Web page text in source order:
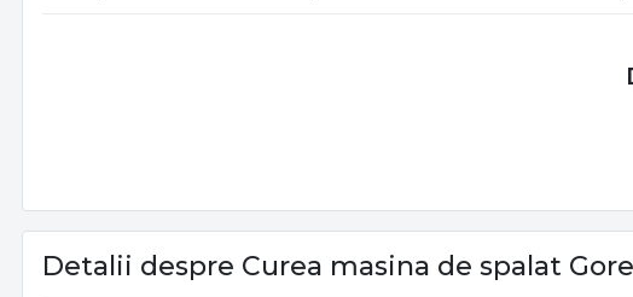
Detalii despre Curea masina de spalat